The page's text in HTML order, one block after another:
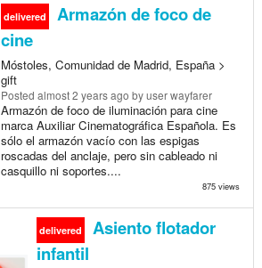
delivered
Armazón de foco de
cine
Móstoles, Comunidad de Madrid, España >
gift
Posted almost 2 years ago by user wayfarer
Armazón de foco de iluminación para cine
marca Auxiliar Cinematográfica Española. Es
sólo el armazón vacío con las espigas
roscadas del anclaje, pero sin cableado ni
casquillo ni soportes....
875 views
delivered
Asiento flotador
infantil